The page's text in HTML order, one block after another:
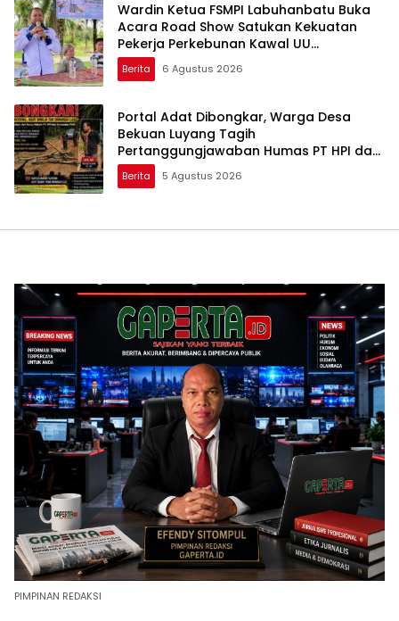
Wardin Ketua FSMPI Labuhanbatu Buka
Acara Road Show Satukan Kekuatan
Pekerja Perkebunan Kawal UU
Ketenagakerjaan Baru
Berita 6 Agustus 2026
Portal Adat Dibongkar, Warga Desa
Bekuan Luyang Tagih
Pertanggungjawaban Humas PT HPI dan
Kepala Desa yang Diduga Terlibat
Berita 5 Agustus 2026
PIMPINAN REDAKSI